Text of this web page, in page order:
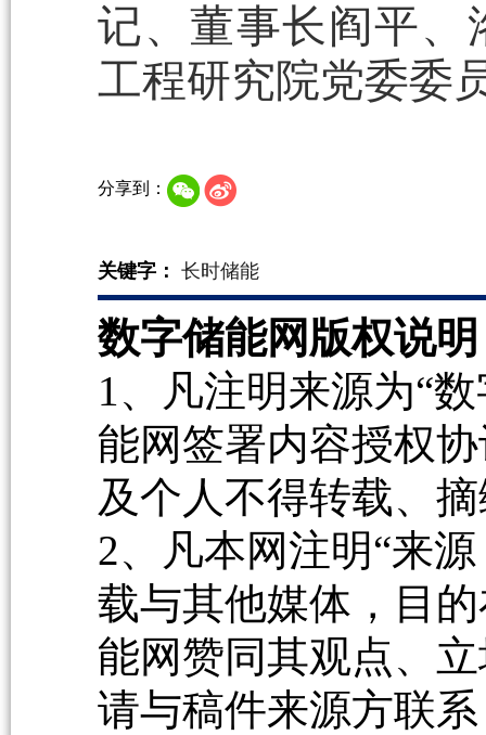
记、董事长阎平、
工程研究院党委委
分享到：
关键字： 长时储能
数字储能网版权说
1、凡注明来源为“
能网签署内容授权
及个人不得转载、
2、凡本网注明“来
载与其他媒体，目
能网赞同其观点、
请与稿件来源方联